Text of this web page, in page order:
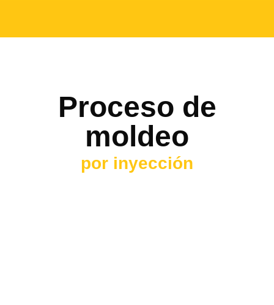
Proceso de
moldeo
por inyección